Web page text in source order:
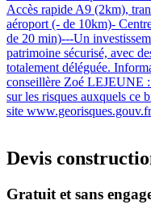
Accès rapide A9 (2km),
aéroport (- de 10km)-
de 20 min)---Un
patrimoine sécurisé, avec
totalement déléguée.
conseillère Zoé LEJEUNE
sur les risques auxquels ce
site
Devis
Gratuit et sans